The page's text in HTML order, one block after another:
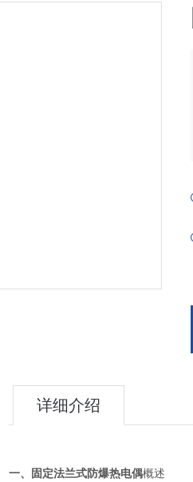
详细介绍
一、固定法兰式防爆热电偶概述